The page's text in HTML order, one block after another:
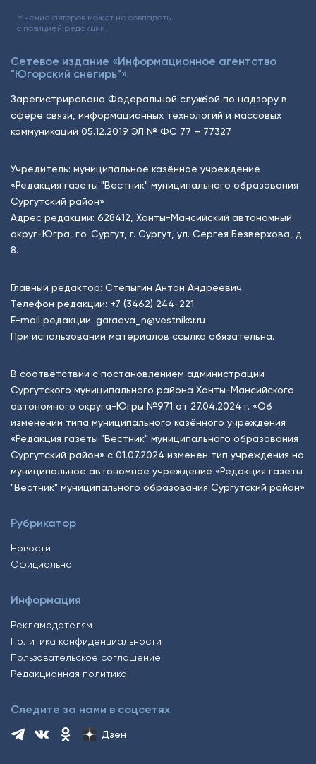
Мнение авторов может не совпадать
с позицией редакции.
Сетевое издание «Информационное агентство
"Югорский снегирь"»
Зарегистрировано Федеральной службой по надзору в
сфере связи, информационных технологий и массовых
коммуникаций 05.12.2019 ЭЛ № ФС 77 – 77327
Учредитель: муниципальное казённое учреждение
«Редакция газеты "Вестник" муниципального образования
Сургутский район»
Адрес редакции: 628412, Ханты-Мансийский автономный
округ-Югра, г.о. Сургут, г. Сургут, ул. Сергея Безверхова, д.
8.
Главный редактор: Степыгин Антон Андреевич.
Телефон редакции: +7 (3462) 244-221
E-mail редакции: garaeva_n@vestniksr.ru
При использовании материалов ссылка обязательна.
В соответствии с постановлением администрации
Сургутского муниципального района Ханты-Мансийского
автономного округа-Югры №971 от 27.04.2024 г. «Об
изменении типа муниципального казённого учреждения
«Редакция газеты "Вестник" муниципального образования
Сургутский район» с 01.07.2024 изменен тип учреждения на
муниципальное автономное учреждение «Редакция газеты
"Вестник" муниципального образования Сургутский район»
Рубрикатор
Новости
Официально
Информация
Рекламодателям
Политика конфиденциальности
Пользовательское соглашение
Редакционная политика
Следите за нами в соцсетях
Дзен